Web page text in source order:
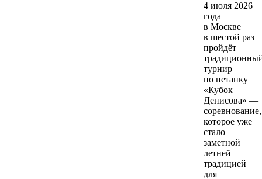
4 июля 2026
года
в Москве
в шестой раз
пройдёт
турнир
по петанку
«Кубок
Денисова» —
соревнование,
которое уже
стало
заметной
летней
традицией
для